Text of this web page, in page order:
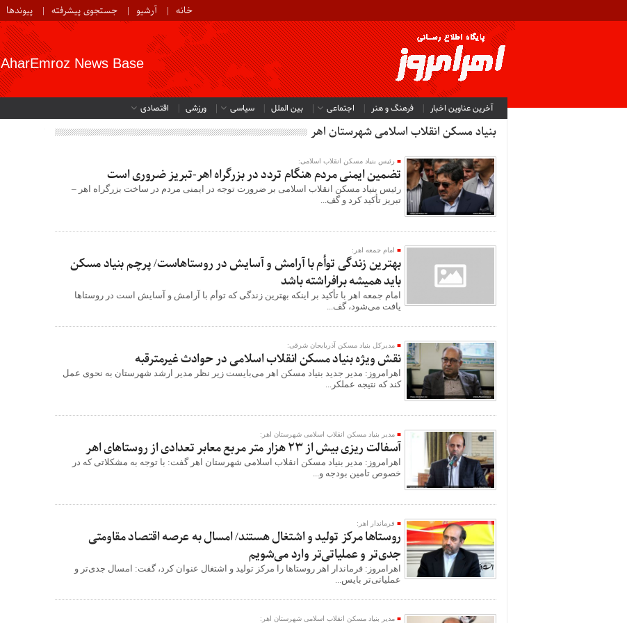
خانه آرشیو جستجوی پیشرفته پیوندها
AharEmroz News Base
آخرین عناوین اخبار فرهنگ و هنر اجتماعی بین الملل سیاسی ورزشی اقتصادی
بنیاد مسکن انقلاب اسلامی شهرستان اهر
رئیس بنیاد مسکن انقلاب اسلامی:
تضمین ایمنی مردم هنگام تردد در بزرگراه اهر-تبریز ضروری است
رئیس بنیاد مسکن انقلاب اسلامی بر ضرورت توجه در ایمنی مردم در ساخت بزرگراه اهر –
تبریز تأکید کرد و گف...
امام جمعه اهر:
بهترین زندگی توأم با آرامش و آسایش در روستاهاست/ پرچم بنیاد مسکن
باید همیشه برافراشته باشد
امام جمعه اهر با تأکید بر اینکه بهترین زندگی که توأم با آرامش و آسایش است در روستاها
یافت می‌شود، گف...
مدیرکل بنیاد مسکن آذربایجان شرقی:
نقش ویژه‌ بنیاد مسکن انقلاب اسلامی در حوادث غیرمترقبه
اهرامروز: مدیر جدید بنیاد مسکن اهر می‌بایست زیر نظر مدیر ارشد شهرستان به نحوی عمل
کند که نتیجه عملکر...
مدیر بنیاد مسکن انقلاب اسلامی شهرستان اهر:
آسفالت ریزی بیش از 23 هزار متر مربع معابر تعدادی از روستاهای اهر
اهرامروز: مدیر بنیاد مسکن انقلاب اسلامی شهرستان اهر گفت: با توجه به مشکلاتی که در
خصوص تامین بودجه و...
فرماندار اهر:
روستاها مرکز تولید و اشتغال هستند/ امسال به عرصه اقتصاد مقاومتی
جدی‌تر و عملیاتی‌تر وارد می‌شویم
اهرامروز: فرماندار اهر روستاها را مرکز تولید و اشتغال عنوان کرد، گفت: امسال جدی‌تر و
عملیاتی‌تر بایس...
مدیر بنیاد مسکن انقلاب اسلامی شهرستان اهر: